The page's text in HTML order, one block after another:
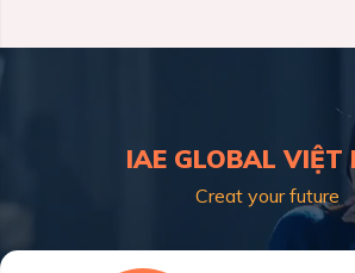
IAE GLOBAL VIỆT
Creat your future